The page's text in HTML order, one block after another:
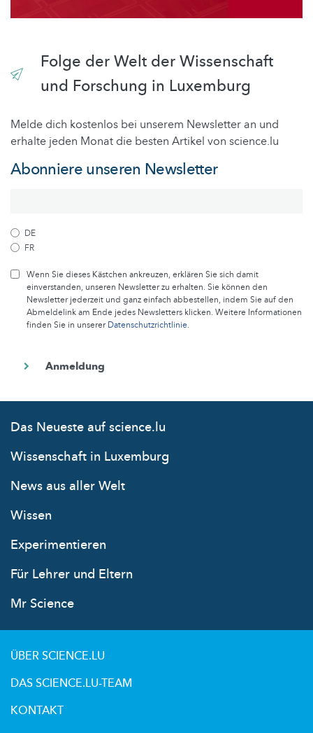
Folge der Welt der Wissenschaft
und Forschung in Luxemburg
Melde dich kostenlos bei unserem Newsletter an und
erhalte jeden Monat die besten Artikel von science.lu
Abonniere unseren Newsletter
DE
FR
Wenn Sie dieses Kästchen ankreuzen, erklären Sie sich damit
einverstanden, unseren Newsletter zu erhalten. Sie können den
Newsletter jederzeit und ganz einfach abbestellen, indem Sie auf den
Abmeldelink am Ende jedes Newsletters klicken. Weitere Informationen
finden Sie in unsererDatenschutzrichtlinie.
Das Neueste auf science.lu
Wissenschaft in Luxemburg
News aus aller Welt
Wissen
Experimentieren
Für Lehrer und Eltern
Mr Science
ÜBER SCIENCE.LU
DAS SCIENCE.LU-TEAM
KONTAKT